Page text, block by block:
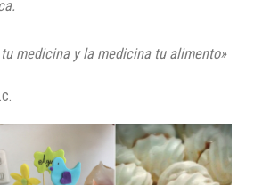
tu medicina y la medicina tu alimento»